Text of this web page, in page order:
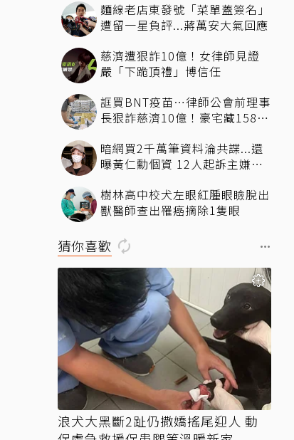
麵線老店東發號「菜單蓋簽名」
遭留一星負評...蔣萬安大氣回應
慈濟遭狠詐10億！女律師見證
嚴「下跪頂禮」博信任
誆買BNT疫苗…律師公會前理事
長狠詐慈濟10億！豪宅藏158公
暗網買2千萬筆資料淪共諜...還
曝黃仁勳個資 12人起訴主嫌求
樹林高中校犬左眼紅腫眼瞼脫出
獸醫師查出罹癌摘除1隻眼
猜你喜歡
浪犬大黑斷2趾仍撒嬌搖尾迎人 動